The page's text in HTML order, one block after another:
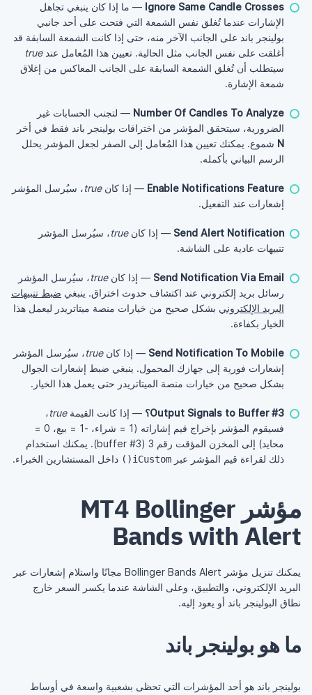
Ignore Same Candle Crosses — ما إذا كان ينبغي تجاهل
الإشارات عندما تُغلق نفس الشمعة التي فتحت على أحد جانبي
بولينجر باند على الجانب الآخر منه، حتى إذا كانت الشمعة السابقة قد
أغلقت على نفس الجانب مثل الحالية. تعيين هذا المُعامل عندtrue
سيتطلب أن تُغلق الشمعة السابقة على الجانب المعاكس من إغلاق
شمعة الإشارة.
Number Of Candles To Analyze — لتجنب الحسابات غير
الضرورية، سيتحقق المؤشر من اختراقات بولينجر باند فقط في أخر
N شموع. يمكنك تعيين هذا المُعامل إلى الصفر لجعل المؤشر يحلل
الرسم البياني بأكمله.
Enable Notifications Feature — إذا كانtrue، سيُرسل المؤشر
إشعارات عند التفعيل.
Send Alert Notification — إذا كانtrue، سيُرسل المؤشر
تنبيهات عادية على الشاشة.
Send Notification Via Email — إذا كانtrue، سيُرسل المؤشر
رسائل بريد إلكتروني عند اكتشاف حدوث اختراق. ينبغي ضبط تنبيهات
البريد الإلكتروني بشكل صحيح من خيارات منصة ميتاتريدر ليعمل هذا
الخيار بكفاءة.
Send Notification To Mobile — إذا كانtrue، سيُرسل المؤشر
إشعارات فورية إلى جهازك المحمول. ينبغي ضبط إشعارات الجوال
بشكل صحيح من خيارات منصة الميتاتريدر حتى يعمل هذا الخيار.
Output Signals to Buffer #3؟ — إذا كانت القيمةtrue،
فسيقوم المؤشر بإخراج قيم إشاراته (1 = شراء، -1 = بيع، 0 =
محايد) إلى المخزن المؤقت رقم 3 (buffer #3). يمكنك استخدام
ذلك لقراءة قيم المؤشر عبر iCustom() داخل المستشارين الخبراء.
مؤشر MT4 Bollinger
Bands with Alert
يمكنك تنزيل مؤشر Bollinger Bands Alert مجانًا واستلام إشعارات عبر
البريد الإلكتروني، والتطبيق، وعلى الشاشة عندما يكسر السعر خارج
نطاق البولينجر باند أو يعود إليه.
ما هو بولينجر باند
بولينجر باند هو أحد المؤشرات التي تحظى بشعبية واسعة في أوساط